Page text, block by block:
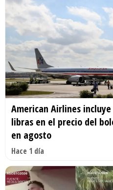
American Airlines
libras en el precio del
en agosto
Hace 1 día